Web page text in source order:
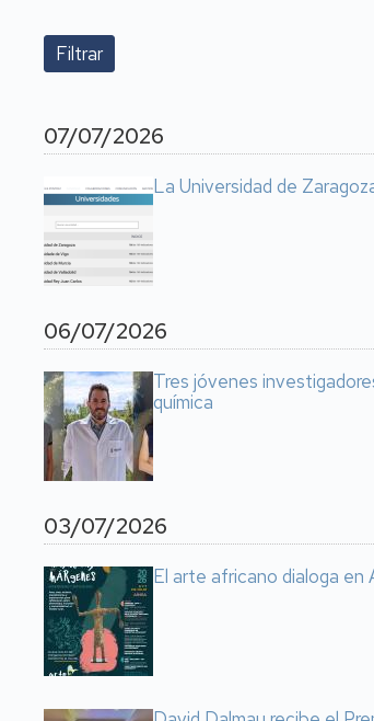
07/07/2026
La Universidad de
06/07/2026
Tres jóvenes
química
03/07/2026
El arte africano dialoga